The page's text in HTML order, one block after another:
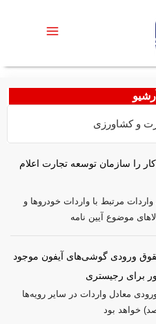
آرشیو
و کشاورزی
را سازمان توسعه تجارت اعلام
مرتبط با واردات خودرو‌ها و
موضوع آیین نامه
ورودی گوشی‌های آیفون موجود
برای رجیستری
معادل واردات در سایر رویه‌ها